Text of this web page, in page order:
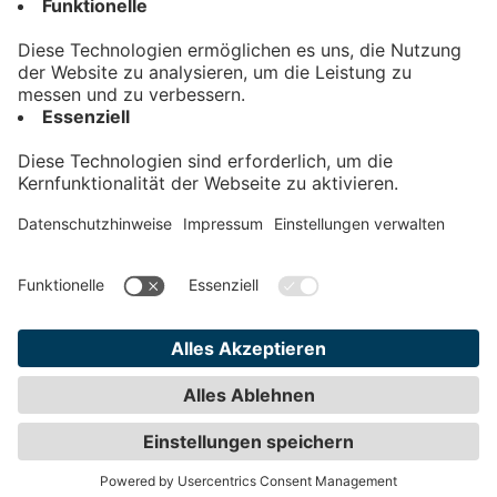
Kontakt
Impressum
Teilnahmebedingungen
Privatsphäre